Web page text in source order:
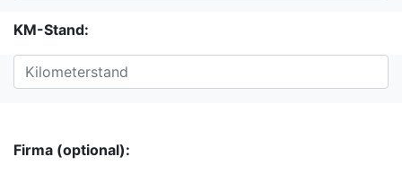
KM-Stand:
Firma (optional):